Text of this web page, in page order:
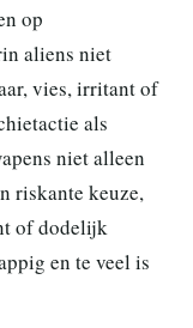
op
aliens niet
vies, irritant of
als
niet alleen
riskante keuze,
of dodelijk
en te veel is